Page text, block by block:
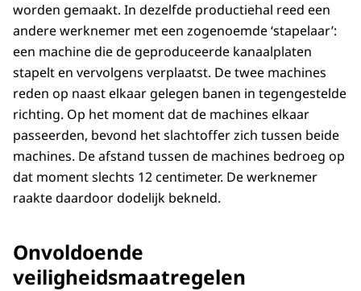
worden gemaakt. In dezelfde productiehal reed een
andere werknemer met een zogenoemde ‘stapelaar’:
een machine die de geproduceerde kanaalplaten
stapelt en vervolgens verplaatst. De twee machines
reden op naast elkaar gelegen banen in tegengestelde
richting. Op het moment dat de machines elkaar
passeerden, bevond het slachtoffer zich tussen beide
machines. De afstand tussen de machines bedroeg op
dat moment slechts 12 centimeter. De werknemer
raakte daardoor dodelijk bekneld.
Onvoldoende
veiligheidsmaatregelen